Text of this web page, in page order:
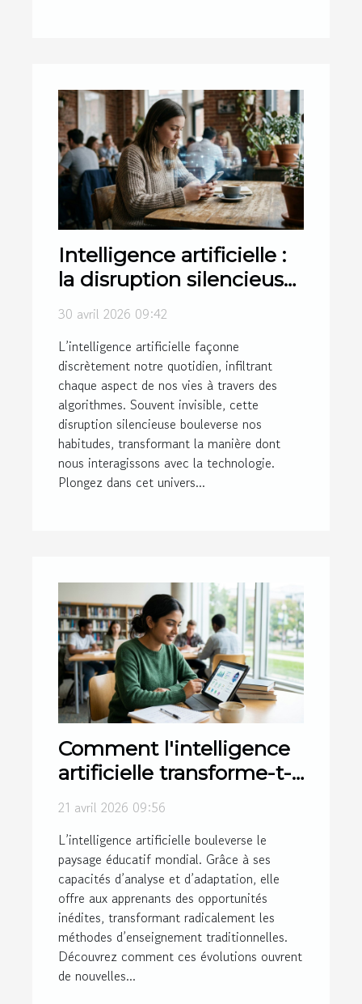
Intelligence artificielle :
la disruption silencieuse
derrière les algorithmes
30 avril 2026 09:42
L’intelligence artificielle façonne
discrètement notre quotidien, infiltrant
chaque aspect de nos vies à travers des
algorithmes. Souvent invisible, cette
disruption silencieuse bouleverse nos
habitudes, transformant la manière dont
nous interagissons avec la technologie.
Plongez dans cet univers...
Comment l'intelligence
artificielle transforme-t-
elle l'accès à l'éducation
21 avril 2026 09:56
L’intelligence artificielle bouleverse le
paysage éducatif mondial. Grâce à ses
capacités d’analyse et d’adaptation, elle
offre aux apprenants des opportunités
inédites, transformant radicalement les
méthodes d’enseignement traditionnelles.
Découvrez comment ces évolutions ouvrent
de nouvelles...